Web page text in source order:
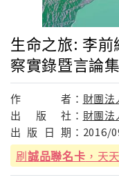
生命之旅: 李
察實錄暨言論集
作 者： 財團
出
版 社： 財團法
出 版 日 期： 2016/
刷誠品聯名卡 ，天